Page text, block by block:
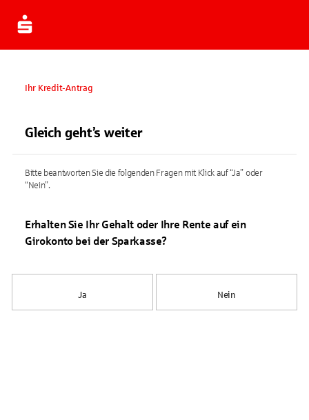
Ihr Kredit-Antrag
Gleich geht’s weiter
Bitte beantworten Sie die folgenden Fragen mit Klick auf “Ja” oder
“Nein”.
Erhalten Sie Ihr Gehalt oder Ihre Rente auf ein
Girokonto bei der Sparkasse?
Ja Nein